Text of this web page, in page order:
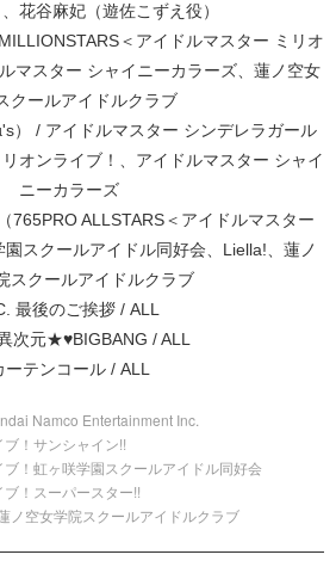
花谷麻妃（遊佐こずえ役）
＜アイドルマスター ミリオ
マスター シャイニーカラーズ、蓮ノ空女
クールアイドルクラブ
） / アイドルマスター シンデレラガール
オンライブ！、アイドルマスター シャイ
ニーカラーズ
765PRO ALLSTARS＜アイドルマスター
スクールアイドル同好会、Liella!、蓮ノ
スクールアイドルクラブ
最後のご挨拶 / ALL
次元★♥BIGBANG / ALL
ーテンコール / ALL
Namco Entertainment Inc.
！サンシャイン!!
！虹ヶ咲学園スクールアイドル同好会
！スーパースター!!
ノ空女学院スクールアイドルクラブ